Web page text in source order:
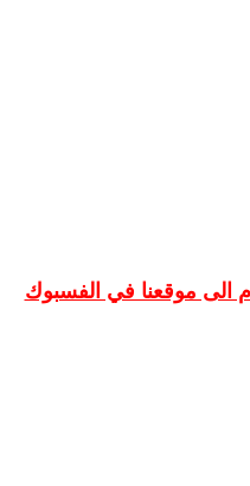
الى موقعنا في الفسبوك